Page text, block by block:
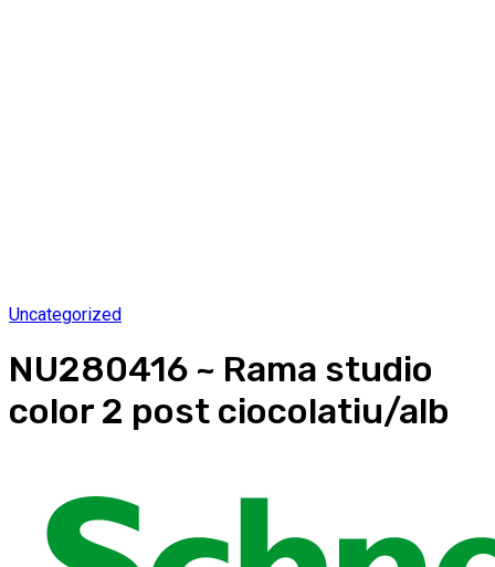
Uncategorized
NU280416 ~ Rama studio
color 2 post ciocolatiu/alb